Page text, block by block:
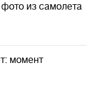
из самолета
момент